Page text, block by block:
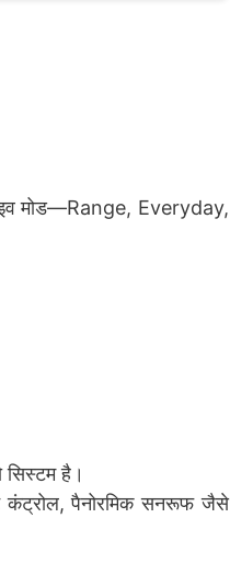
मोड—Range, Everyday,
है।
कंट्रोल, पैनोरमिक सनरूफ जैसे